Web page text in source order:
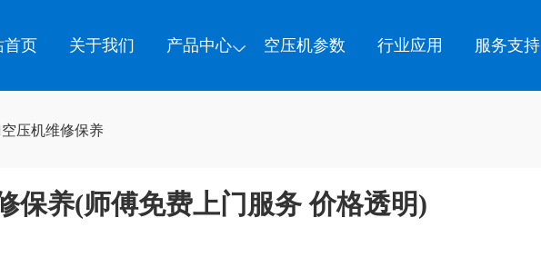
首页 关于我们 产品中心 空压机参数 行业应用 服务支持
压机维修保养
保养(师傅免费上门服务 价格透明)